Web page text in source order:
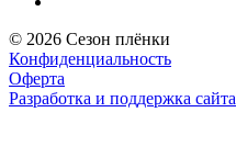
© 2026 Сезон плёнки
Конфиденциальность
Оферта
Разработка и поддержка сайта